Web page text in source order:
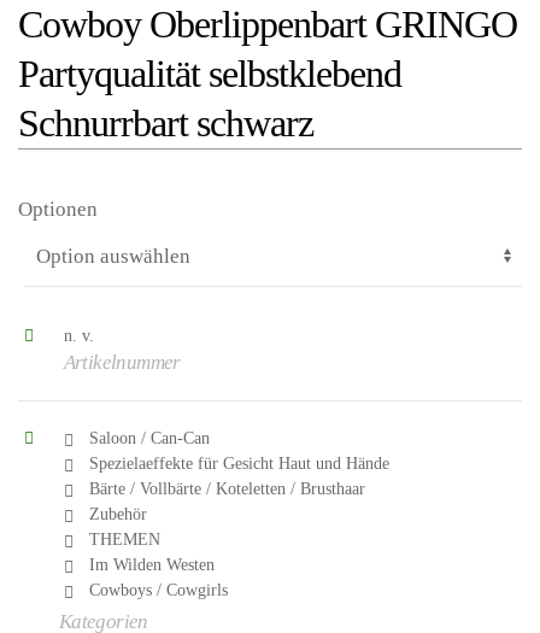
Cowboy Oberlippenbart GRINGO
Partyqualität selbstklebend
Schnurrbart schwarz
Optionen
n. v.
Artikelnummer
Saloon / Can-Can
Spezielaeffekte für Gesicht Haut und Hände
Bärte / Vollbärte / Koteletten / Brusthaar
Zubehör
THEMEN
Im Wilden Westen
Cowboys / Cowgirls
Kategorien